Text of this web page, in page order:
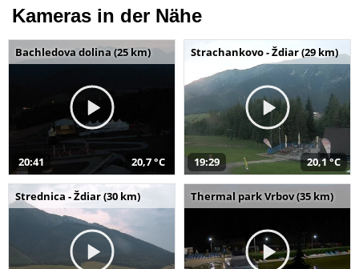
Kameras in der Nähe
Bachledova dolina (25 km)
20:41 20,7 °C
Strachankovo - Ždiar (29 km)
19:29 20,1 °C
Strednica - Ždiar (30 km) Thermal park Vrbov (35 km)